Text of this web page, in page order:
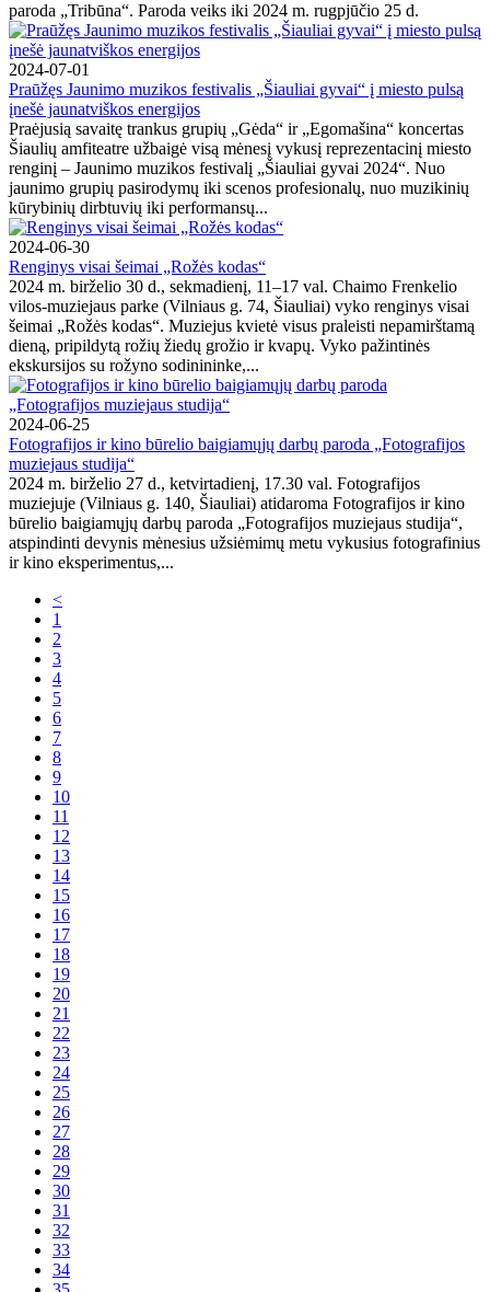
paroda „Tribūna“. Paroda veiks iki 2024 m. rugpjūčio 25 d.
2024-07-01
Praūžęs Jaunimo muzikos festivalis „Šiauliai gyvai“ į miesto pulsą
įnešė jaunatviškos energijos
Praėjusią savaitę trankus grupių „Gėda“ ir „Egomašina“ koncertas
Šiaulių amfiteatre užbaigė visą mėnesį vykusį reprezentacinį miesto
renginį – Jaunimo muzikos festivalį „Šiauliai gyvai 2024“. Nuo
jaunimo grupių pasirodymų iki scenos profesionalų, nuo muzikinių
kūrybinių dirbtuvių iki performansų...
2024-06-30
Renginys visai šeimai „Rožės kodas“
2024 m. birželio 30 d., sekmadienį, 11–17 val. Chaimo Frenkelio
vilos-muziejaus parke (Vilniaus g. 74, Šiauliai) vyko renginys visai
šeimai „Rožės kodas“. Muziejus kvietė visus praleisti nepamirštamą
dieną, pripildytą rožių žiedų grožio ir kvapų. Vyko pažintinės
ekskursijos su rožyno sodinininke,...
2024-06-25
Fotografijos ir kino būrelio baigiamųjų darbų paroda „Fotografijos
muziejaus studija“
2024 m. birželio 27 d., ketvirtadienį, 17.30 val. Fotografijos
muziejuje (Vilniaus g. 140, Šiauliai) atidaroma Fotografijos ir kino
būrelio baigiamųjų darbų paroda „Fotografijos muziejaus studija“,
atspindinti devynis mėnesius užsiėmimų metu vykusius fotografinius
ir kino eksperimentus,...
<
1
2
3
4
5
6
7
8
9
10
11
12
13
14
15
16
17
18
19
20
21
22
23
24
25
26
27
28
29
30
31
32
33
34